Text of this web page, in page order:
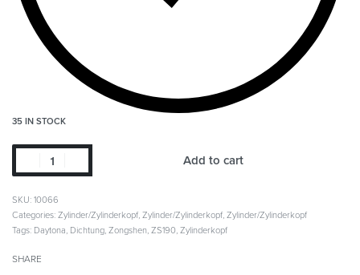
35 IN STOCK
Add to cart
SKU: 10066
Categories: Zylinder/Zylinderkopf, Zylinder/Zylinderkopf, Zylinder/Zylinderkopf
Tags: Daytona, Dichtung, Zongshen, ZS190, Zylinderkopf
SHARE